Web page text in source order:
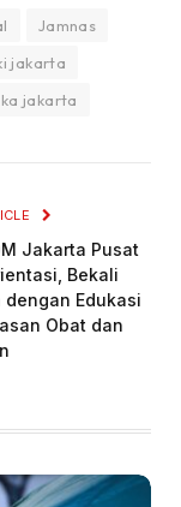
Jamnas
jakarta
jakarta
Jakarta Pusat
Bekali
dengan Edukasi
Obat dan